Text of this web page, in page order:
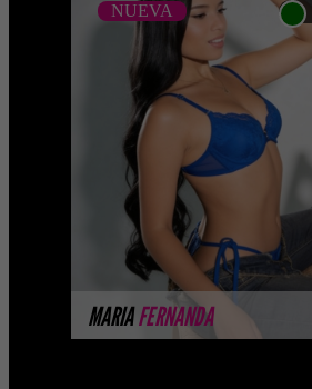
MARIAFERNANDA
NUEVA
MARIA FERNANDA -
CATALOGO PLATINO
Platinum Esta modelo
nuestro Catálogo Privado
Selección privada de
nivel de belleza y perform ...
MÁS